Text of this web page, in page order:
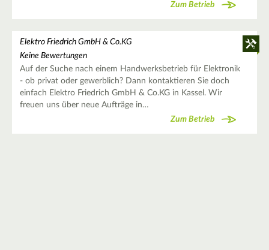
Zum Betrieb
Elektro Friedrich GmbH & Co.KG
Keine Bewertungen
Auf der Suche nach einem Handwerksbetrieb für Elektronik
- ob privat oder gewerblich? Dann kontaktieren Sie doch
einfach Elektro Friedrich GmbH & Co.KG in Kassel. Wir
freuen uns über neue Aufträge in…
Zum Betrieb